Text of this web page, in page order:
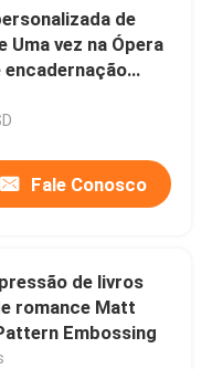
de
Uma vez na Ópera
encadernação
Fale Conosco
de livros
romance Matt
Embossing